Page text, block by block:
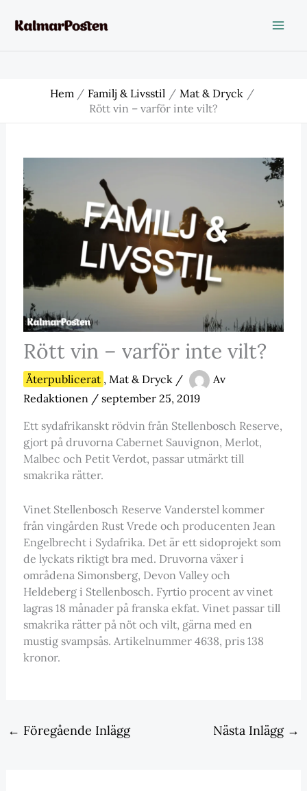
Hem Familj & Livsstil
Mat & Dryck
Rött vin – varför inte vilt?
Rött vin – varför inte vilt?
Återpublicerat , Mat & Dryck/
Av
Redaktionen / september 25, 2019
Ett sydafrikanskt rödvin från Stellenbosch Reserve,
gjort på druvorna Cabernet Sauvignon, Merlot,
Malbec och Petit Verdot, passar utmärkt till
smakrika rätter.
Vinet Stellenbosch Reserve Vanderstel kommer
från vingården Rust Vrede och producenten Jean
Engelbrecht i Sydafrika. Det är ett sidoprojekt som
de lyckats riktigt bra med. Druvorna växer i
områdena Simonsberg, Devon Valley och
Heldeberg i Stellenbosch. Fyrtio procent av vinet
lagras 18 månader på franska ekfat. Vinet passar till
smakrika rätter på nöt och vilt, gärna med en
mustig svampsås. Artikelnummer 4638, pris 138
kronor.
← Föregående Inlägg Nästa Inlägg →